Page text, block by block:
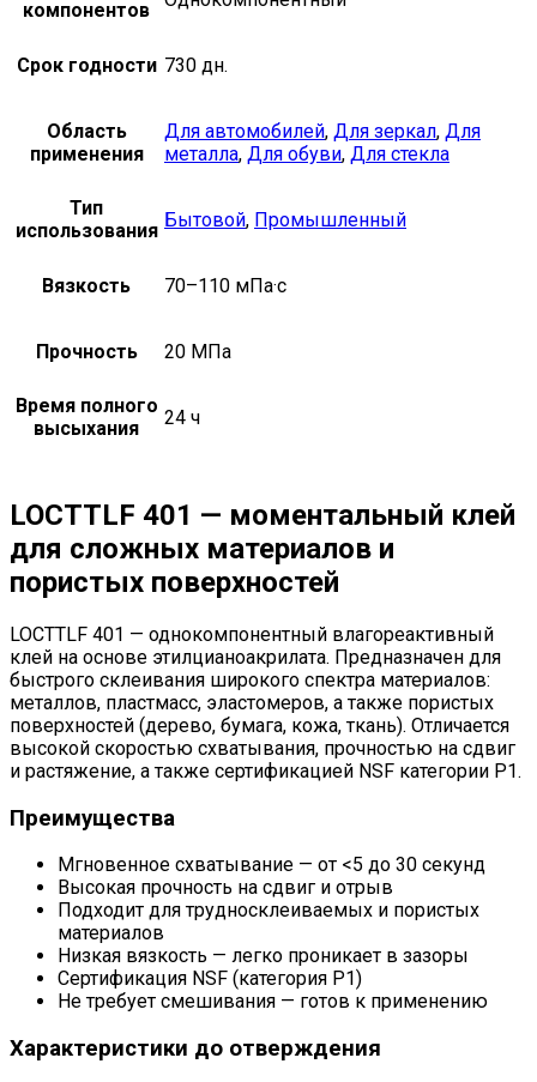
компонентов
Срок годности 730 дн.
Область
применения
Для автомобилей, Для зеркал, Для
металла, Для обуви, Для стекла
Тип
использования Бытовой, Промышленный
Вязкость 70–110 мПа·с
Прочность 20 МПа
Время полного
высыхания
24 ч
LOCTTLF 401 — моментальный клей
для сложных материалов и
пористых поверхностей
LOCTTLF 401 — однокомпонентный влагореактивный
клей на основе этилцианоакрилата. Предназначен для
быстрого склеивания широкого спектра материалов:
металлов, пластмасс, эластомеров, а также пористых
поверхностей (дерево, бумага, кожа, ткань). Отличается
высокой скоростью схватывания, прочностью на сдвиг
и растяжение, а также сертификацией NSF категории P1.
Преимущества
Мгновенное схватывание — от <5 до 30 секунд
Высокая прочность на сдвиг и отрыв
Подходит для трудносклеиваемых и пористых
материалов
Низкая вязкость — легко проникает в зазоры
Сертификация NSF (категория P1)
Не требует смешивания — готов к применению
Характеристики до отверждения